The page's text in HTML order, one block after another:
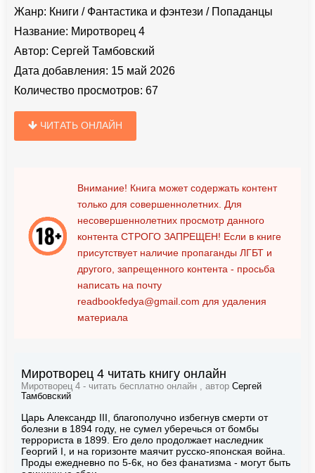
Жанр: Книги / Фантастика и фэнтези / Попаданцы
Название: Миротворец 4
Автор: Сергей Тамбовский
Дата добавления: 15 май 2026
Количество просмотров: 67
ЧИТАТЬ ОНЛАЙН
Внимание! Книга может содержать контент
только для совершеннолетних. Для
несовершеннолетних просмотр данного
контента СТРОГО ЗАПРЕЩЕН! Если в книге
присутствует наличие пропаганды ЛГБТ и
другого, запрещенного контента - просьба
написать на почту
readbookfedya@gmail.com для удаления
материала
Миротворец 4 читать книгу онлайн
Миротворец 4 - читать бесплатно онлайн , автор Сергей
Тамбовский
Царь Александр III, благополучно избегнув смерти от
болезни в 1894 году, не сумел уберечься от бомбы
террориста в 1899. Его дело продолжает наследник
Георгий I, и на горизонте маячит русско-японская война.
Проды ежедневно по 5-6к, но без фанатизма - могут быть